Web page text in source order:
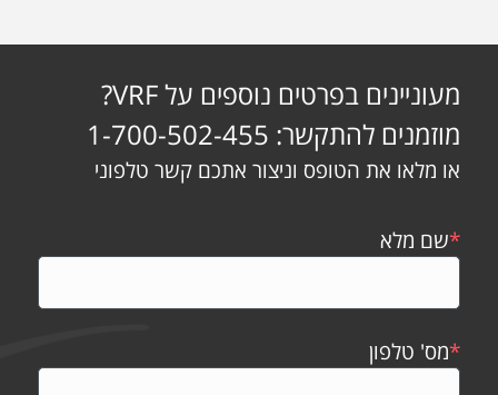
מעוניינים בפרטים נוספים על VRF?
מוזמנים להתקשר: 1-700-502-455
או מלאו את הטופס וניצור אתכם קשר טלפוני
*שם מלא
*מס' טלפון